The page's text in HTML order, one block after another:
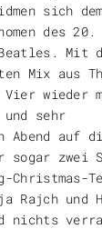
sich
des 20.
Mit
Mix aus
wieder
sehr
Abend auf
sogar zwei
Christmas-
Rajch und
nichts